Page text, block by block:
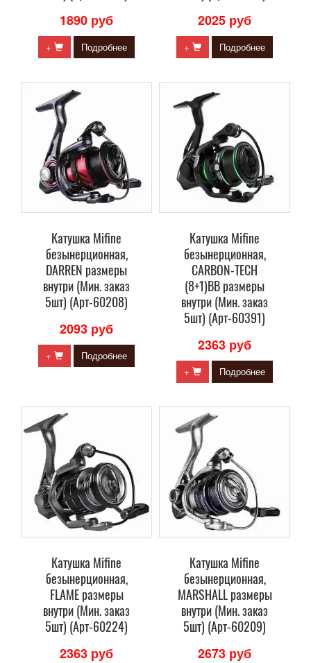
1890 руб
+ Подробнее
2025 руб
+ Подробнее
Катушка Mifine
безынерционная,
DARREN размеры
внутри (Мин. заказ
5шт) (Арт-60208)
2093 руб
+ Подробнее
Катушка Mifine
безынерционная,
CARBON-TECH
(8+1)BB размеры
внутри (Мин. заказ
5шт) (Арт-60391)
2363 руб
+ Подробнее
Катушка Mifine
безынерционная,
FLAME размеры
внутри (Мин. заказ
5шт) (Арт-60224)
2363 руб
Катушка Mifine
безынерционная,
MARSHALL размеры
внутри (Мин. заказ
5шт) (Арт-60209)
2673 руб